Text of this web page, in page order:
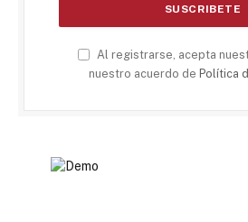
Al registrarse, acepta
nuestro acuerdo de Política